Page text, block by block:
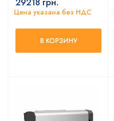
Цена указана без НДС
В КОРЗИНУ